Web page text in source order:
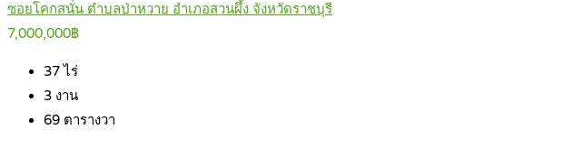
ซอยโคกสนั่น ตำบลป่าหวาย อำเภอสวนผึ้ง จังหวัดราชบุรี
7,000,000฿
37ไร่
3 งาน
69 ตารางวา